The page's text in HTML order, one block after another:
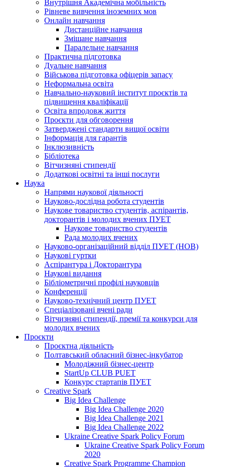
Внутрішня Академічна мобільність
Рівневе вивчення іноземних мов
Онлайн навчання
Дистанційне навчання
Змішане навчання
Паралельне навчання
Практична підготовка
Дуальне навчання
Військова підготовка офіцерів запасу
Неформальна освіта
Навчально-науковий інститут проєктів та
підвищення кваліфікації
Освіта впродовж життя
Проєкти для обговорення
Затверджені стандарти вищої освіти
Інформація для гарантів
Інклюзивність
Бібліотека
Вітчизняні стипендії
Додаткові освітні та інші послуги
Наука
Напрями наукової діяльності
Науково-дослідна робота студентів
Наукове товариство студентів, аспірантів,
докторантів і молодих вчених ПУЕТ
Наукове товариство студентів
Рада молодих вчених
Науково-організаційний відділ ПУЕТ (НОВ)
Наукові гуртки
Аспірантура і Докторантура
Наукові видання
Бібліометричні профілі науковців
Конференції
Науково-технічний центр ПУЕТ
Спеціалізовані вчені ради
Вітчизняні стипендії, премії та конкурси для
молодих вчених
Проєкти
Проєктна діяльність
Полтавський обласний бізнес-інкубатор
Молодіжний бізнес-центр
StartUp CLUB PUET
Конкурс стартапів ПУЕТ
Creative Spark
Big Idea Challenge
Big Idea Challenge 2020
Big Idea Challenge 2021
Big Idea Challenge 2022
Ukraine Creative Spark Policy Forum
Ukraine Creative Spark Policy Forum
2020
Creative Spark Programme Champion